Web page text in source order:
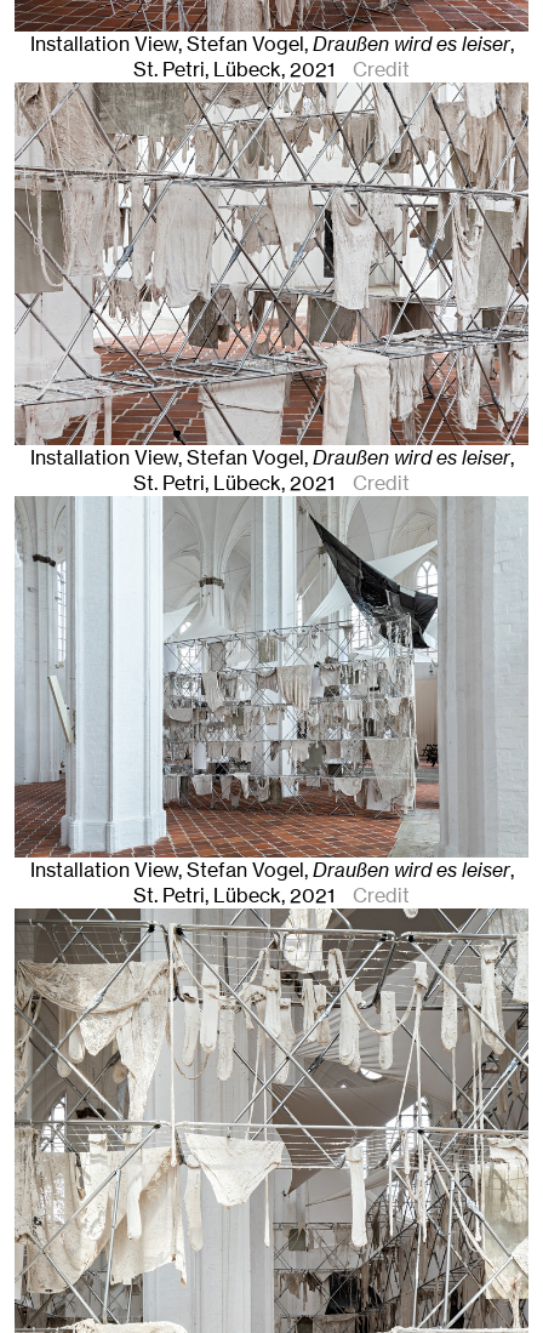
Installation View, Stefan Vogel,Draußen wird es leiser,
St. Petri, Lübeck, 2021 Credit
Installation View, Stefan Vogel,Draußen wird es leiser,
St. Petri, Lübeck, 2021 Credit
Installation View, Stefan Vogel,Draußen wird es leiser,
St. Petri, Lübeck, 2021 Credit